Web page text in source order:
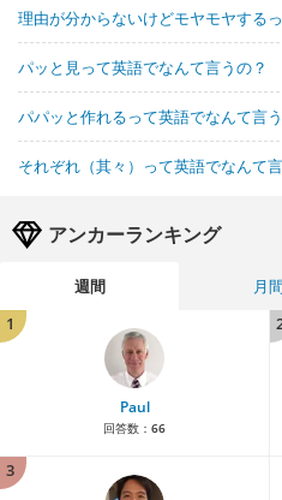
理由が分からないけどモヤモヤする
パッと見って英語でなんて言うの？
パパッと作れるって英語でなんて言
それぞれ（其々）って英語でなんて
アンカーランキング
週間 月間
1
Paul
回答数： 66
3